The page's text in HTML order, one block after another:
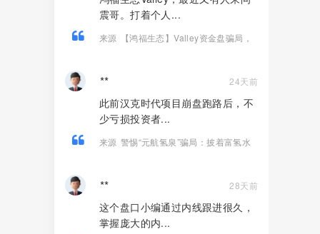
震哥。打着个人...
来源
【鸿福生态】Valley资金盘骗局，
** 24天前
此前汉克时代项目崩盘跑路后，不
少亏损投资者...
来源 警惕“元航氢泉”骗局：披着富氢水
** 28天前
这个盘口小编通过内线跟进很久，
掌握庞大的内...